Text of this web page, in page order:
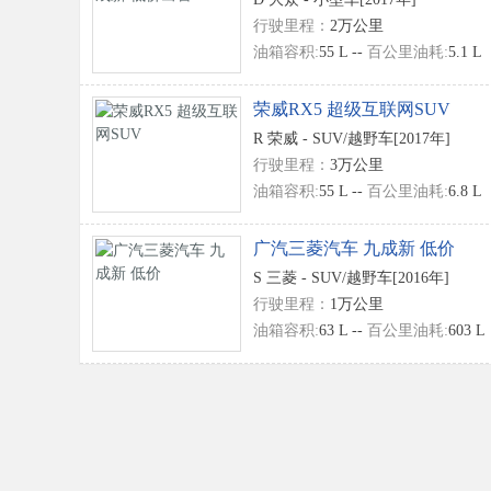
拿
行驶里程： 2万公里
油箱容积:55 L -- 百公里油耗:5.1 L
荣威RX5 超级互联网SUV
R 荣威 - SUV/越野车[2017年]
行驶里程： 3万公里
油箱容积:55 L -- 百公里油耗:6.8 L
广汽三菱汽车 九成新 低价
S 三菱 - SUV/越野车[2016年]
行驶里程： 1万公里
油箱容积:63 L -- 百公里油耗:603 L